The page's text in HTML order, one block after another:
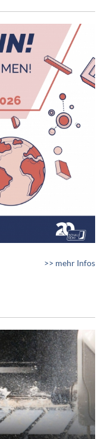
>> mehr Infos